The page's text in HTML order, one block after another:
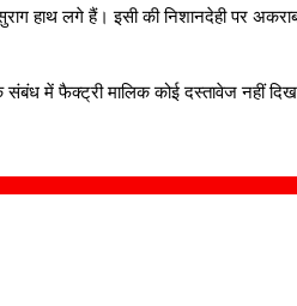
हाथ लगे हैं। इसी की निशानदेही पर
में फैक्ट्री मालिक कोई दस्तावेज नहीं